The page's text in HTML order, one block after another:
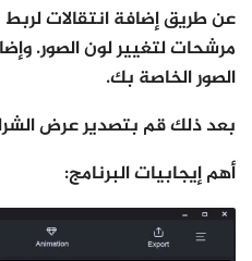
عن طريق إضافة انتقالات
مرشحات لتغيير لون الصور.
الصور الخاصة بك.
بعد ذلك قم بتصدير عرض
أهم إيجابيات البرنامج: